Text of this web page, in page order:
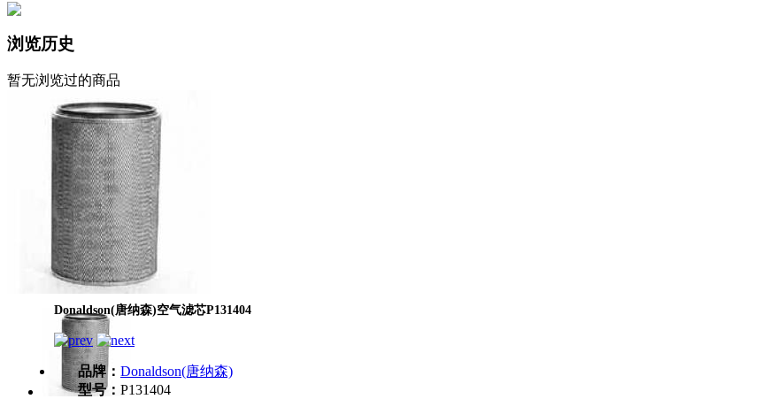
浏览历史
暂无浏览过的商品
Donaldson(唐纳森)空气滤芯P131404
品牌： Donaldson(唐纳森)
型号： P131404